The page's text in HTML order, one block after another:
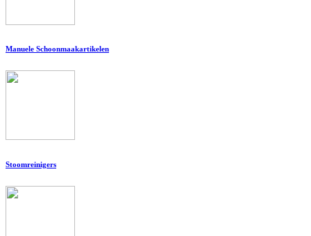
Manuele Schoonmaakartikelen
Stoomreinigers